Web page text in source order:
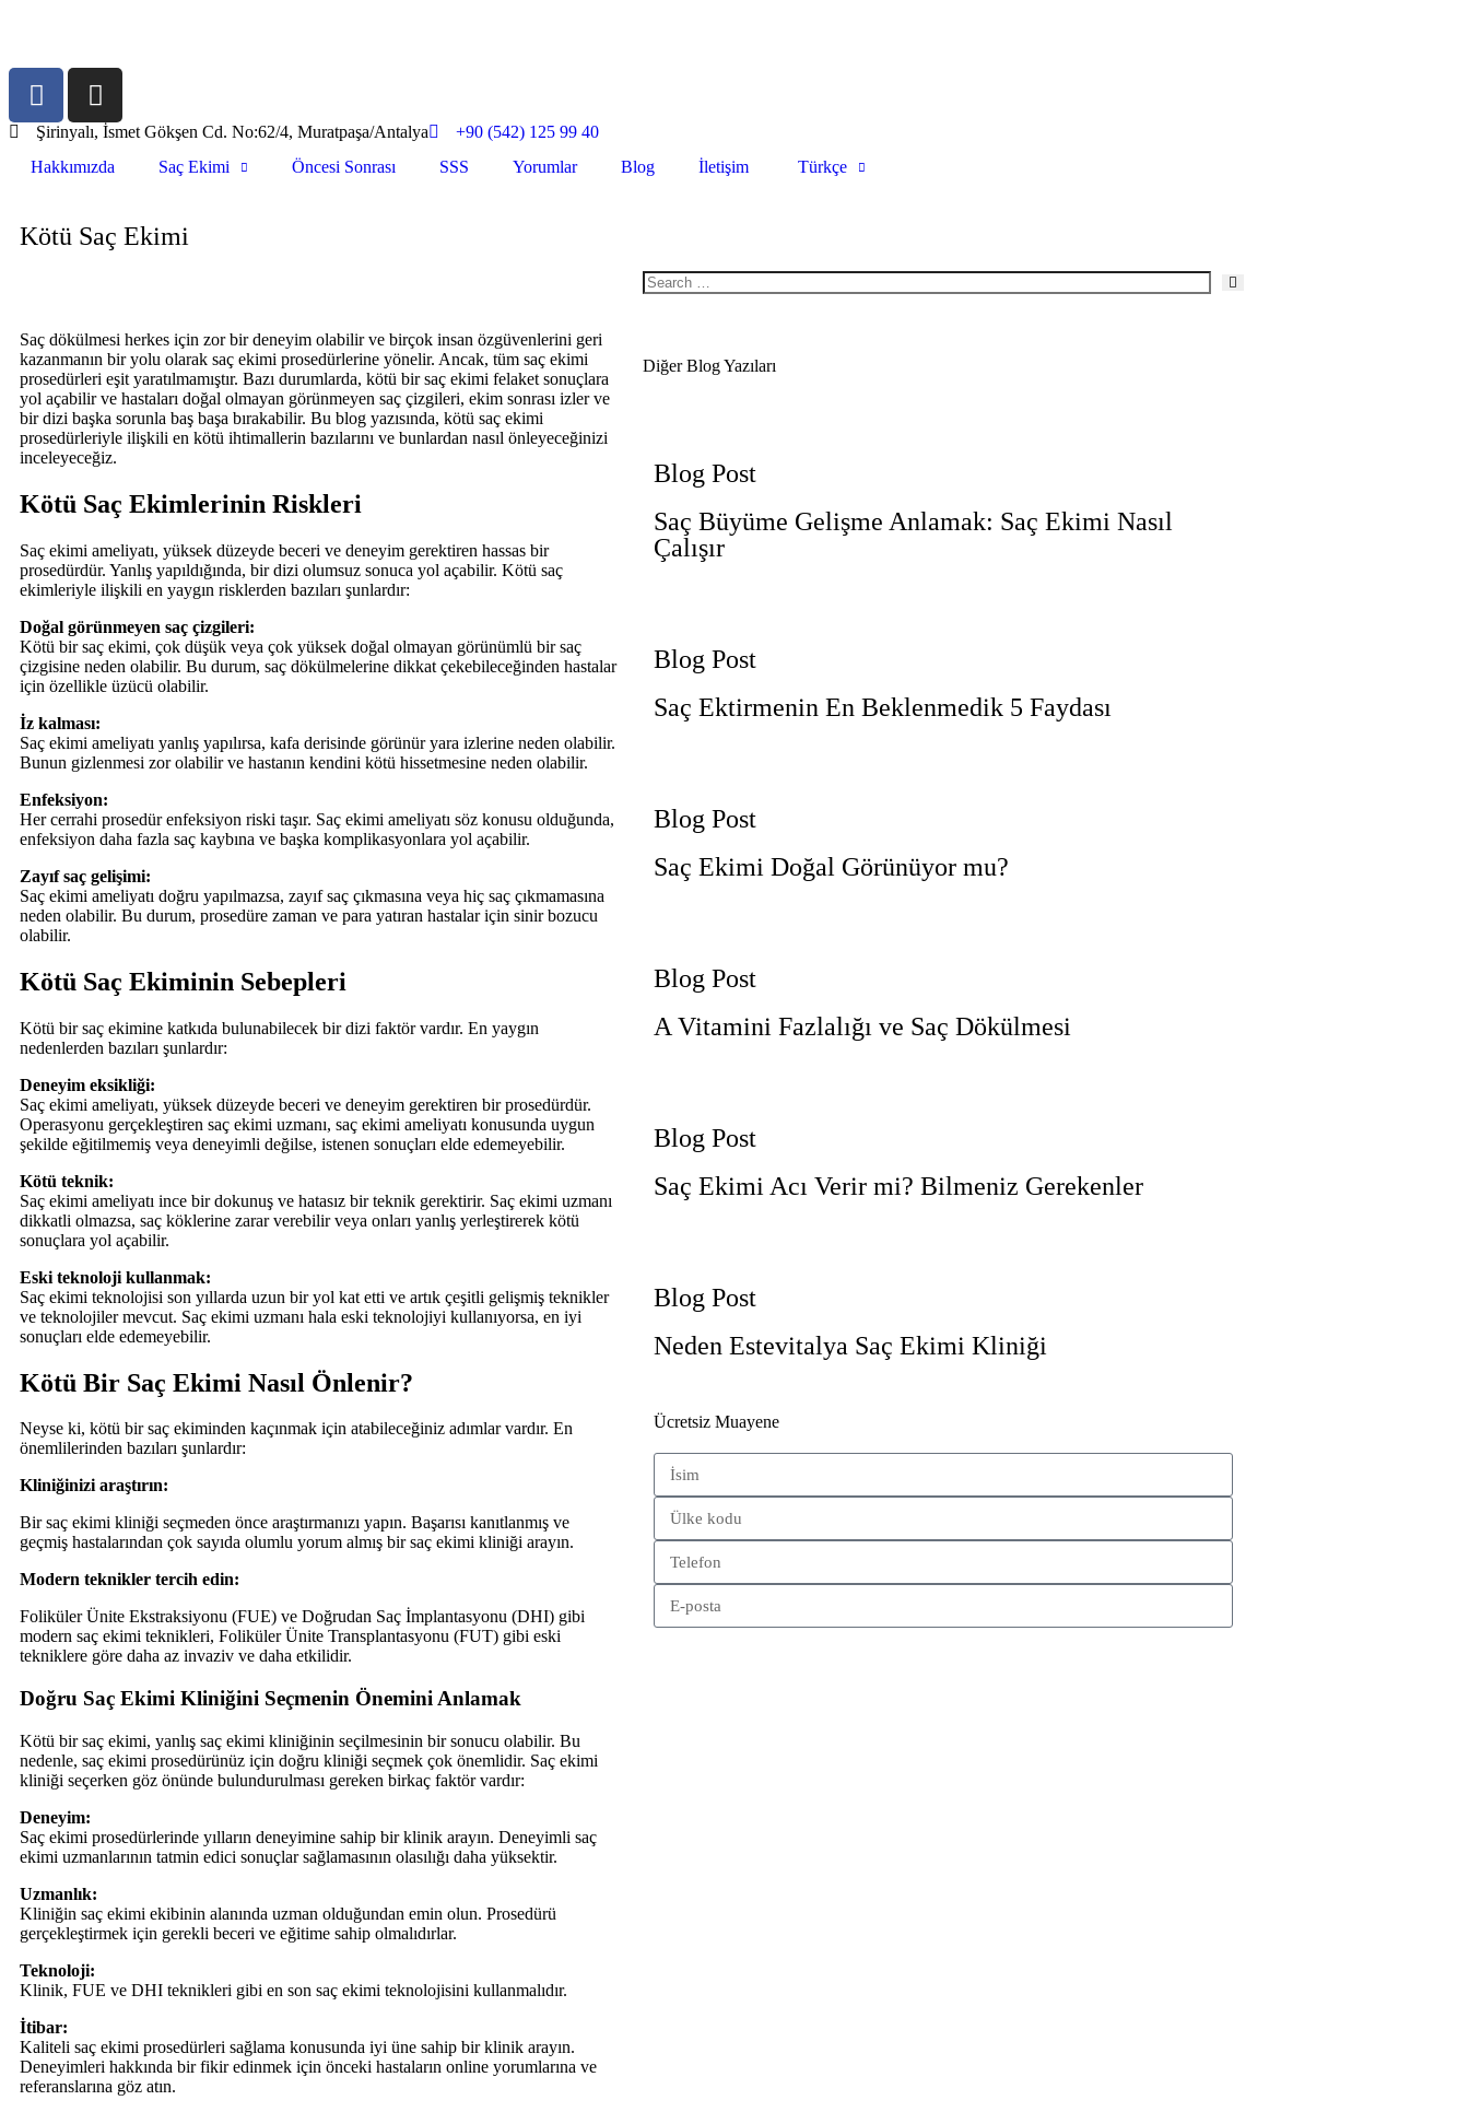
Şirinyalı, İsmet Gökşen Cd. No:62/4, Muratpaşa/Antalya
+90 (542) 125 99 40
Hakkımızda
Saç Ekimi Öncesi Sonrası SSS Yorumlar Blog İletişim Türkçe
Kötü Saç Ekimi
Saç dökülmesi herkes için zor bir deneyim olabilir ve birçok insan özgüvenlerini geri
kazanmanın bir yolu olarak saç ekimi prosedürlerine yönelir. Ancak, tüm saç ekimi
prosedürleri eşit yaratılmamıştır. Bazı durumlarda, kötü bir saç ekimi felaket sonuçlara
yol açabilir ve hastaları doğal olmayan görünmeyen saç çizgileri, ekim sonrası izler ve
bir dizi başka sorunla baş başa bırakabilir. Bu blog yazısında, kötü saç ekimi
prosedürleriyle ilişkili en kötü ihtimallerin bazılarını ve bunlardan nasıl önleyeceğinizi
inceleyeceğiz.
Kötü Saç Ekimlerinin Riskleri
Saç ekimi ameliyatı, yüksek düzeyde beceri ve deneyim gerektiren hassas bir
prosedürdür. Yanlış yapıldığında, bir dizi olumsuz sonuca yol açabilir. Kötü saç
ekimleriyle ilişkili en yaygın risklerden bazıları şunlardır:
Doğal görünmeyen saç çizgileri:
Kötü bir saç ekimi, çok düşük veya çok yüksek doğal olmayan görünümlü bir saç
çizgisine neden olabilir. Bu durum, saç dökülmelerine dikkat çekebileceğinden hastalar
için özellikle üzücü olabilir.
İz kalması:
Saç ekimi ameliyatı yanlış yapılırsa, kafa derisinde görünür yara izlerine neden olabilir.
Bunun gizlenmesi zor olabilir ve hastanın kendini kötü hissetmesine neden olabilir.
Enfeksiyon:
Her cerrahi prosedür enfeksiyon riski taşır. Saç ekimi ameliyatı söz konusu olduğunda,
enfeksiyon daha fazla saç kaybına ve başka komplikasyonlara yol açabilir.
Zayıf saç gelişimi:
Saç ekimi ameliyatı doğru yapılmazsa, zayıf saç çıkmasına veya hiç saç çıkmamasına
neden olabilir. Bu durum, prosedüre zaman ve para yatıran hastalar için sinir bozucu
olabilir.
Kötü Saç Ekiminin Sebepleri
Kötü bir saç ekimine katkıda bulunabilecek bir dizi faktör vardır. En yaygın
nedenlerden bazıları şunlardır:
Deneyim eksikliği:
Saç ekimi ameliyatı, yüksek düzeyde beceri ve deneyim gerektiren bir prosedürdür.
Operasyonu gerçekleştiren saç ekimi uzmanı, saç ekimi ameliyatı konusunda uygun
şekilde eğitilmemiş veya deneyimli değilse, istenen sonuçları elde edemeyebilir.
Kötü teknik:
Saç ekimi ameliyatı ince bir dokunuş ve hatasız bir teknik gerektirir. Saç ekimi uzmanı
dikkatli olmazsa, saç köklerine zarar verebilir veya onları yanlış yerleştirerek kötü
sonuçlara yol açabilir.
Eski teknoloji kullanmak:
Saç ekimi teknolojisi son yıllarda uzun bir yol kat etti ve artık çeşitli gelişmiş teknikler
ve teknolojiler mevcut. Saç ekimi uzmanı hala eski teknolojiyi kullanıyorsa, en iyi
sonuçları elde edemeyebilir.
Kötü Bir Saç Ekimi Nasıl Önlenir?
Neyse ki, kötü bir saç ekiminden kaçınmak için atabileceğiniz adımlar vardır. En
önemlilerinden bazıları şunlardır:
Kliniğinizi araştırın:
Bir saç ekimi kliniği seçmeden önce araştırmanızı yapın. Başarısı kanıtlanmış ve
geçmiş hastalarından çok sayıda olumlu yorum almış bir saç ekimi kliniği arayın.
Modern teknikler tercih edin:
Foliküler Ünite Ekstraksiyonu (FUE) ve Doğrudan Saç İmplantasyonu (DHI) gibi
modern saç ekimi teknikleri, Foliküler Ünite Transplantasyonu (FUT) gibi eski
tekniklere göre daha az invaziv ve daha etkilidir.
Doğru Saç Ekimi Kliniğini Seçmenin Önemini Anlamak
Kötü bir saç ekimi, yanlış saç ekimi kliniğinin seçilmesinin bir sonucu olabilir. Bu
nedenle, saç ekimi prosedürünüz için doğru kliniği seçmek çok önemlidir. Saç ekimi
kliniği seçerken göz önünde bulundurulması gereken birkaç faktör vardır:
Deneyim:
Saç ekimi prosedürlerinde yılların deneyimine sahip bir klinik arayın. Deneyimli saç
ekimi uzmanlarının tatmin edici sonuçlar sağlamasının olasılığı daha yüksektir.
Uzmanlık:
Kliniğin saç ekimi ekibinin alanında uzman olduğundan emin olun. Prosedürü
gerçekleştirmek için gerekli beceri ve eğitime sahip olmalıdırlar.
Teknoloji:
Klinik, FUE ve DHI teknikleri gibi en son saç ekimi teknolojisini kullanmalıdır.
İtibar:
Kaliteli saç ekimi prosedürleri sağlama konusunda iyi üne sahip bir klinik arayın.
Deneyimleri hakkında bir fikir edinmek için önceki hastaların online yorumlarına ve
referanslarına göz atın.
Diğer Blog Yazıları
Blog Post
Saç Büyüme Gelişme Anlamak: Saç Ekimi Nasıl
Çalışır
Blog Post
Saç Ektirmenin En Beklenmedik 5 Faydası
Blog Post
Saç Ekimi Doğal Görünüyor mu?
Blog Post
A Vitamini Fazlalığı ve Saç Dökülmesi
Blog Post
Saç Ekimi Acı Verir mi? Bilmeniz Gerekenler
Blog Post
Neden Estevitalya Saç Ekimi Kliniği
Ücretsiz Muayene